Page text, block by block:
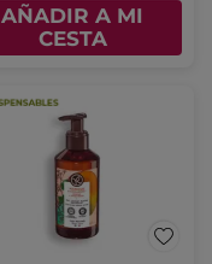
AÑADIR A MI
CESTA